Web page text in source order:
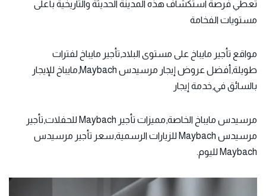
تعطي فرصة استكشاف هذه المدينة الحديثة والتاريخية بأعلى
مستويات الفخامة
مواقع تأجير مايباخ على مستوى البلاد,تأجير مايباخ لفترات
طويلة,أفضل عروض إيجار مرسيدس Maybach,مايباخ للإيجار
بالسائق في,خدمة إيجار
مرسيدس مايباخ الخاصة,مميزات تأجير Maybach للحفلات,تأجير
مرسيدس Maybach للزيارات الرسمية,سعر تأجير مرسيدس
Maybach لليوم.